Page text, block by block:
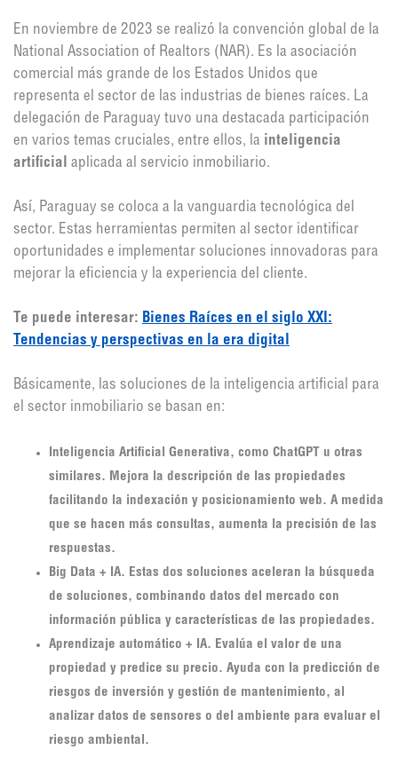
En noviembre de 2023 se realizó la convención global de la
National Association of Realtors (NAR). Es la asociación
comercial más grande de los Estados Unidos que
representa el sector de las industrias de bienes raíces. La
delegación de Paraguay tuvo una destacada participación
en varios temas cruciales, entre ellos, la inteligencia
artificial aplicada al servicio inmobiliario.
Así, Paraguay se coloca a la vanguardia tecnológica del
sector. Estas herramientas permiten al sector identificar
oportunidades e implementar soluciones innovadoras para
mejorar la eficiencia y la experiencia del cliente.
Te puede interesar: Bienes Raíces en el siglo XXI:
Tendencias y perspectivas en la era digital
Básicamente, las soluciones de la inteligencia artificial para
el sector inmobiliario se basan en:
Inteligencia Artificial Generativa, como ChatGPT u otras
similares. Mejora la descripción de las propiedades
facilitando la indexación y posicionamiento web. A medida
que se hacen más consultas, aumenta la precisión de las
respuestas.
Big Data + IA. Estas dos soluciones aceleran la búsqueda
de soluciones, combinando datos del mercado con
información pública y características de las propiedades.
Aprendizaje automático + IA. Evalúa el valor de una
propiedad y predice su precio. Ayuda con la predicción de
riesgos de inversión y gestión de mantenimiento, al
analizar datos de sensores o del ambiente para evaluar el
riesgo ambiental.